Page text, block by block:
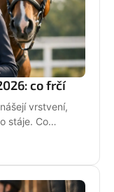
co frčí
vrstvení,
stáje. Co